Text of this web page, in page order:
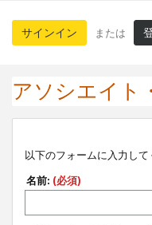
サインイン または
アソシエイト
以下のフォームに入力し
名前: (必須)